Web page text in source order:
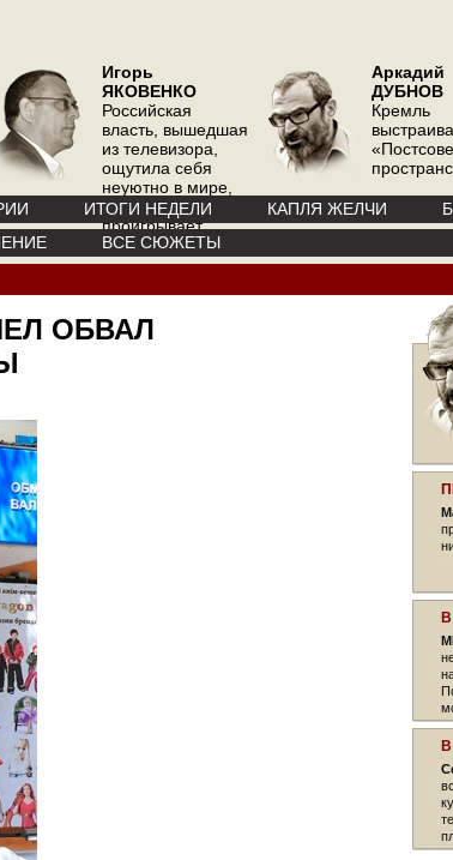
Игорь
ЯКОВЕНКО
Российская
власть, вышедшая
из телевизора,
ощутила себя
неуютно в мире,
где телевизор
проигрывает
интернету
Аркадий
ДУБНОВ
Кремль
ИТОГИ НЕДЕЛИ КАПЛЯ ЖЕЛЧИ
ВСЕ СЮЖЕТЫ
ОБВАЛ